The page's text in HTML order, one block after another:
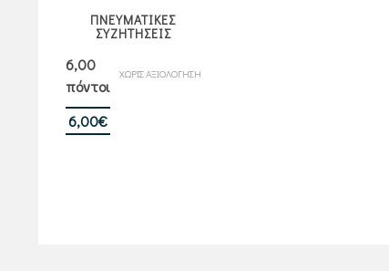
ΠΝΕΥΜΑΤΙΚΕΣ
ΣΥΖΗΤΗΣΕΙΣ
ΧΩΡΙΣ ΑΞΙΟΛΟΓΗΣΗ
6,00
πόντοι
6,00€